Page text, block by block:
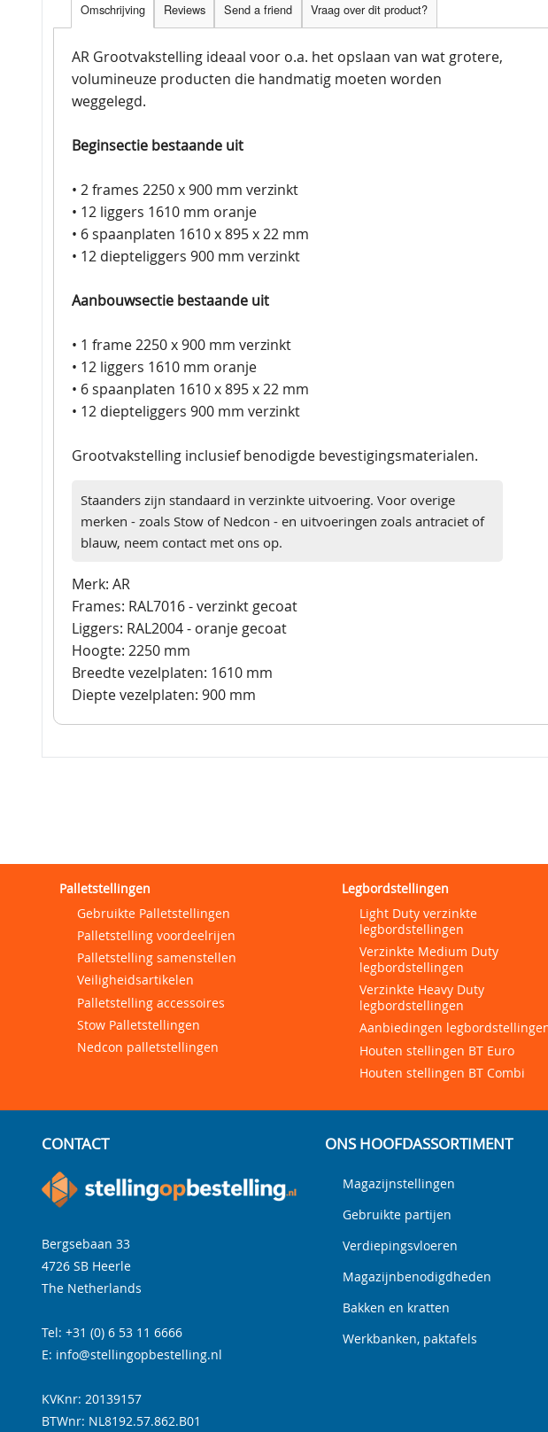
Omschrijving Reviews Send a friend Vraag over dit product?
AR Grootvakstelling ideaal voor o.a. het opslaan van wat grotere,
volumineuze producten die handmatig moeten worden
weggelegd.
Beginsectie bestaande uit
• 2 frames 2250 x 900 mm verzinkt
• 12 liggers 1610 mm oranje
• 6 spaanplaten 1610 x 895 x 22 mm
• 12 diepteliggers 900 mm verzinkt
Aanbouwsectie bestaande uit
• 1 frame 2250 x 900 mm verzinkt
• 12 liggers 1610 mm oranje
• 6 spaanplaten 1610 x 895 x 22 mm
• 12 diepteliggers 900 mm verzinkt
Grootvakstelling inclusief benodigde bevestigingsmaterialen.
Staanders zijn standaard in verzinkte uitvoering. Voor overige
merken - zoals Stow of Nedcon - en uitvoeringen zoals antraciet of
blauw, neem contact met ons op.
Merk: AR
Frames: RAL7016 - verzinkt gecoat
Liggers: RAL2004 - oranje gecoat
Hoogte: 2250 mm
Breedte vezelplaten: 1610 mm
Diepte vezelplaten: 900 mm
Palletstellingen
Gebruikte Palletstellingen
Palletstelling voordeelrijen
Palletstelling samenstellen
Veiligheidsartikelen
Palletstelling accessoires
Stow Palletstellingen
Nedcon palletstellingen
Legbordstellingen
Light Duty verzinkte
legbordstellingen
Verzinkte Medium Duty
legbordstellingen
Verzinkte Heavy Duty
legbordstellingen
Aanbiedingen
Houten stellingen BT Euro
Houten stellingen BT Combi
CONTACT
Bergsebaan 33
4726 SB Heerle
The Netherlands
Tel: +31 (0) 6 53 11 6666
E: info@stellingopbestelling.nl
KVKnr: 20139157
BTWnr: NL8192.57.862.B01
ONS HOOFDASSORTIMENT
Magazijnstellingen
Gebruikte partijen
Verdiepingsvloeren
Magazijnbenodigdheden
Bakken en kratten
Werkbanken, paktafels